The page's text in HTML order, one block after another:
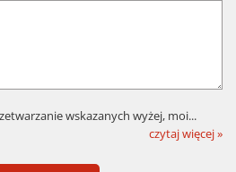
wskazanych wyżej, moi...
czytaj więcej »